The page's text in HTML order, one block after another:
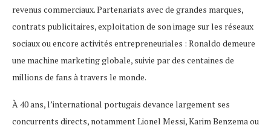
revenus commerciaux. Partenariats avec de grandes marques,
contrats publicitaires, exploitation de son image sur les réseaux
sociaux ou encore activités entrepreneuriales : Ronaldo demeure
une machine marketing globale, suivie par des centaines de
millions de fans à travers le monde.
À 40 ans, l’international portugais devance largement ses
concurrents directs, notamment Lionel Messi, Karim Benzema ou